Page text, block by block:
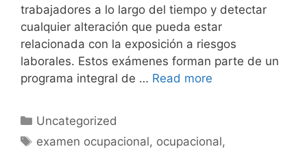
trabajadores a lo largo del tiempo y detectar
cualquier alteración que pueda estar
relacionada con la exposición a riesgos
laborales. Estos exámenes forman parte de un
programa integral de … Read more
Uncategorized
examen ocupacional, ocupacional,